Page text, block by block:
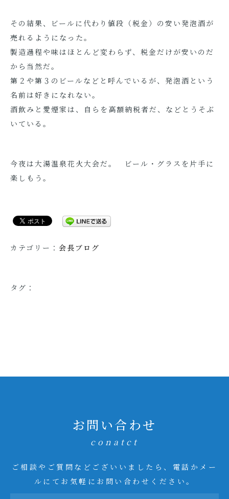
その結果、ビールに代わり値段（税金）の安い発泡酒が
売れるようになった。
製造過程や味はほとんど変わらず、税金だけが安いのだ
から当然だ。
第２や第３のビールなどと呼んでいるが、発泡酒という
名前は好きになれない。
酒飲みと愛煙家は、自らを高額納税者だ、などとうそぶ
いている。
今夜は大湯温泉花火大会だ。 ビール・グラスを片手に
楽しもう。
カテゴリー： 会長ブログ
タグ：
お問い合わせ
conatct
ご相談やご質問などございいましたら、電話かメー
ルにてお気軽にお問い合わせください。